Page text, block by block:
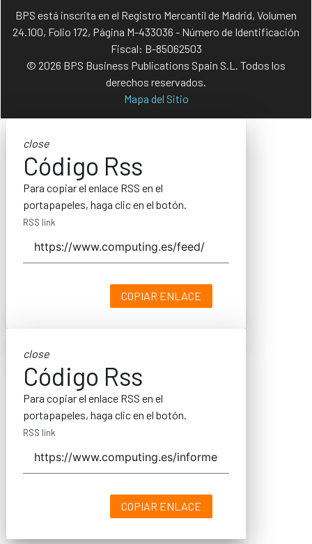
BPS está inscrita en el Registro Mercantil de Madrid, Volumen
24.100, Folio 172, Página M-433036 - Número de Identificación
Fiscal: B-85062503
© 2026 BPS Business Publications Spain S.L. Todos los
derechos reservados.
Mapa del Sitio
close
Código Rss
Para copiar el enlace RSS en el
portapapeles, haga clic en el botón.
RSS link
COPIAR ENLACE
close
Código Rss
Para copiar el enlace RSS en el
portapapeles, haga clic en el botón.
RSS link
COPIAR ENLACE